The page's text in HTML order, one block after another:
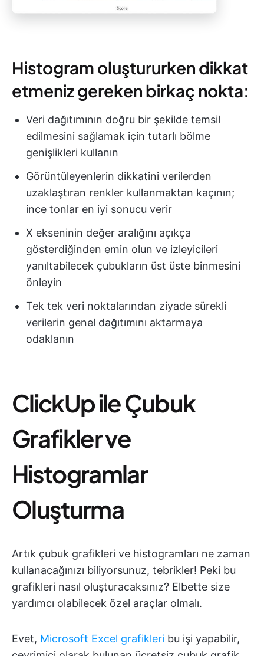
Histogram oluştururken dikkat
etmeniz gereken birkaç nokta:
Veri dağıtımının doğru bir şekilde temsil
edilmesini sağlamak için tutarlı bölme
genişlikleri kullanın
Görüntüleyenlerin dikkatini verilerden
uzaklaştıran renkler kullanmaktan kaçının;
ince tonlar en iyi sonucu verir
X ekseninin değer aralığını açıkça
gösterdiğinden emin olun ve izleyicileri
yanıltabilecek çubukların üst üste binmesini
önleyin
Tek tek veri noktalarından ziyade sürekli
verilerin genel dağıtımını aktarmaya
odaklanın
ClickUp ile Çubuk
Grafikler ve
Histogramlar
Oluşturma
Artık çubuk grafikleri ve histogramları ne zaman
kullanacağınızı biliyorsunuz, tebrikler! Peki bu
grafikleri nasıl oluşturacaksınız? Elbette size
yardımcı olabilecek özel araçlar olmalı.
Evet, Microsoft Excel grafikleri bu işi yapabilir,